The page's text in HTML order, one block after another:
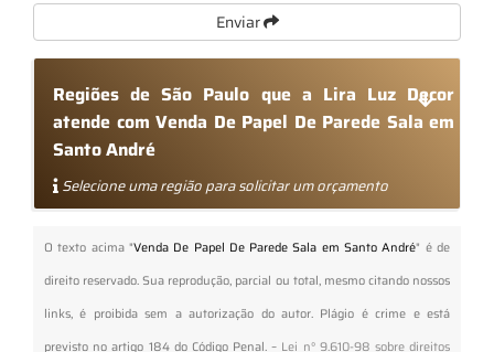
Enviar
Regiões de São Paulo que a Lira Luz Decor
atende com Venda De Papel De Parede Sala em
Santo André
Selecione uma região para solicitar um orçamento
O texto acima "Venda De Papel De Parede Sala em Santo André" é de
direito reservado. Sua reprodução, parcial ou total, mesmo citando nossos
links, é proibida sem a autorização do autor. Plágio é crime e está
previsto no artigo 184 do Código Penal. – Lei n° 9.610-98 sobre direitos